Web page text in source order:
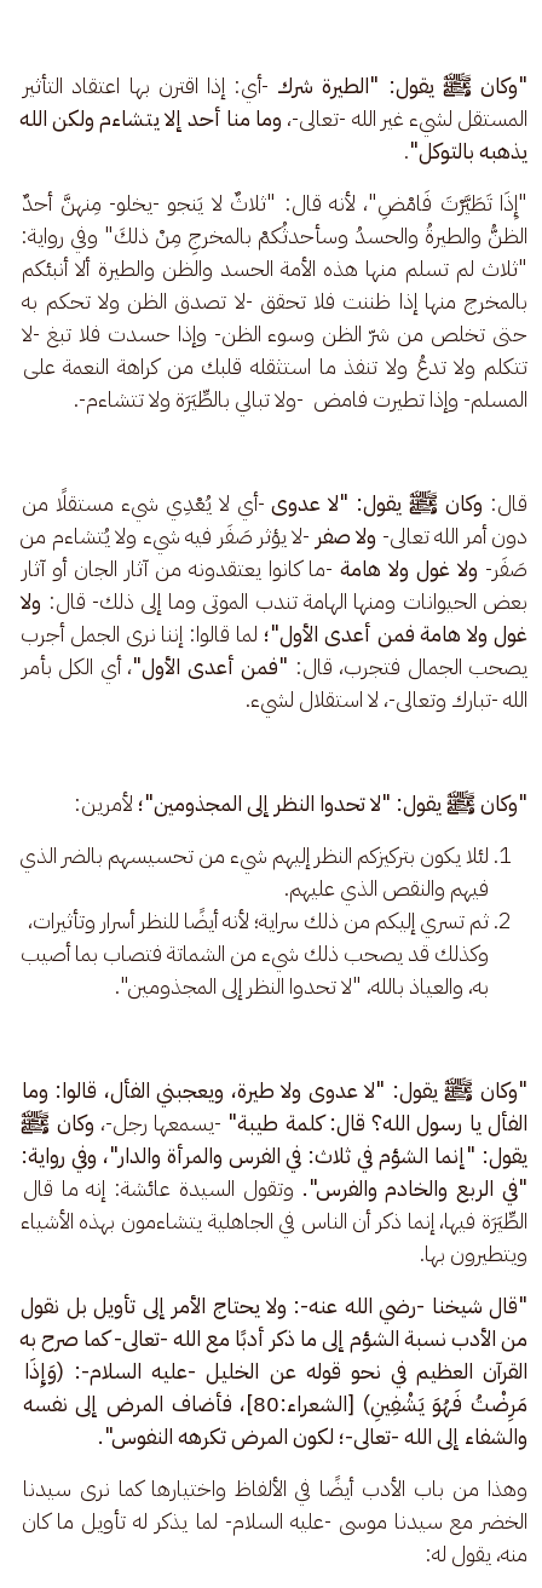
"وكان ﷺ يقول: "الطيرة شرك -أي: إذا اقترن بها اعتقاد التأثير
المستقل لشيء غير الله -تعالى-، وما منا أحد إلا يتشاءم ولكن الله
يذهبه بالتوكل".
"إِذَا تَطَيَّرْتَ فَامْضِ"، لأنه قال: "ثلاثٌ لا يَنجو -يخلو- مِنهنَّ أحدٌ
الظنُّ والطيرةُ والحسدُ وسأحدثُكمْ بالمخرجِ مِنْ ذلكَ" وفي رواية:
"ثلاث لم تسلم منها هذه الأمة الحسد والظن والطيرة ألا أنبئكم
بالمخرج منها إذا ظننت فلا تحقق -لا تصدق الظن ولا تحكم به
حتى تخلص من شرّ الظن وسوء الظن- وإذا حسدت فلا تبغ -لا
تتكلم ولا تدعُ ولا تنفذ ما استثقله قلبك من كراهة النعمة على
المسلم- وإذا تطيرت فامض  -ولا تبالي بالطِّيَرَة ولا تتشاءم-.
قال: وكان ﷺ يقول: "لا عدوى -أي لا يُعْدِي شيء مستقلًا من
دون أمر الله تعالى- ولا صفر -لا يؤثر صَفَر فيه شيء ولا يُتشاءم من
صَفَر- ولا غول ولا هامة -ما كانوا يعتقدونه من آثار الجان أو آثار
بعض الحيوانات ومنها الهامة تندب الموتى وما إلى ذلك- قال: ولا
غول ولا هامة فمن أعدى الأول"؛ لما قالوا: إننا نرى الجمل أجرب
يصحب الجمال فتجرب، قال: "فمن أعدى الأول"، أي الكل بأمر
الله -تبارك وتعالى-، لا استقلال لشيء.
"وكان ﷺ يقول: "لا تحدوا النظر إلى المجذومين"؛ لأمرين:
لئلا يكون بتركيزكم النظر إليهم شيء من تحسيسهم بالضر الذي
فيهم والنقص الذي عليهم.
ثم تسري إليكم من ذلك سراية؛ لأنه أيضًا للنظر أسرار وتأثيرات،
وكذلك قد يصحب ذلك شيء من الشماتة فتصاب بما أصيب
به، والعياذ بالله، "لا تحدوا النظر إلى المجذومين".
"وكان ﷺ يقول: "لا عدوى ولا طيرة، ويعجبني الفأل، قالوا: وما
الفأل يا رسول الله؟ قال: كلمة طيبة" -يسمعها رجل-، وكان ﷺ
يقول: "إنما الشؤم في ثلاث: في الفرس والمرأة والدار"، وفي رواية:
"في الربع والخادم والفرس". وتقول السيدة عائشة: إنه ما قال
الطِّيَرَة فيها، إنما ذكر أن الناس في الجاهلية يتشاءمون بهذه الأشياء
ويتطيرون بها.
"قال شيخنا -رضي الله عنه-: ولا يحتاج الأمر إلى تأويل بل نقول
من الأدب نسبة الشؤم إلى ما ذكر أدبًا مع الله -تعالى- كما صرح به
القرآن العظيم في نحو قوله عن الخليل -عليه السلام-: (وَإِذَا
مَرِضْتُ فَهُوَ يَشْفِينِ) [الشعراء:80]، فأضاف المرض إلى نفسه
والشفاء إلى الله -تعالى-؛ لكون المرض تكرهه النفوس".
وهذا من باب الأدب أيضًا في الألفاظ واختيارها كما نرى سيدنا
الخضر مع سيدنا موسى -عليه السلام- لما يذكر له تأويل ما كان
منه، يقول له: